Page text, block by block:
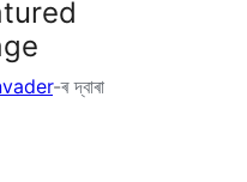
-ৰ দ্বাৰা